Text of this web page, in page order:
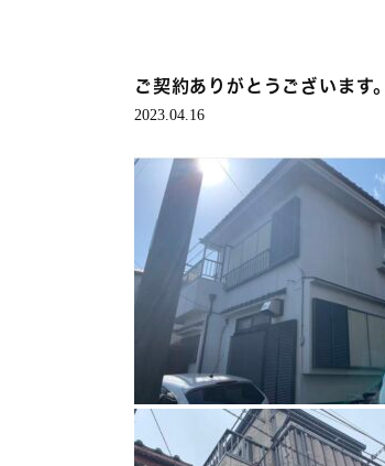
ご契約ありがとうございます。
2023.04.16